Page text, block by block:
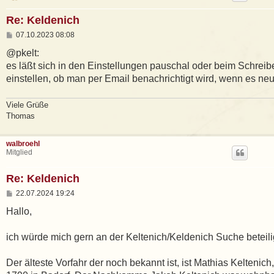
Re: Keldenich
B
i
t
r
a
07.10.2023 08:08
@pkelt:
es läßt sich in den Einstellungen pauschal oder beim
einstellen, ob man per Email benachrichtigt wird, wenn es
Viele Grüße
Thomas
walbroehl
Mitglied
Re: Keldenich
B
i
a
22.07.2024 19:24
Hallo,
ich würde mich gern an der Keltenich/Keldenich Suche
Der älteste Vorfahr der noch bekannt ist, ist Mathias